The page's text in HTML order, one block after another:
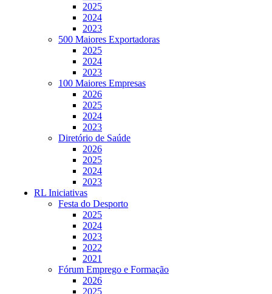
2025
2024
2023
500 Maiores Exportadoras
2025
2024
2023
100 Maiores Empresas
2026
2025
2024
2023
Diretório de Saúde
2026
2025
2024
2023
RL Iniciativas
Festa do Desporto
2025
2024
2023
2022
2021
Fórum Emprego e Formação
2026
2025